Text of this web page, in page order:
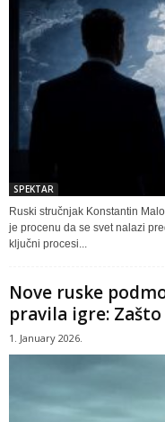
SPEKTAR
Ruski stručnjak Konstantin
je procenu da se svet nalazi
ključni procesi...
Nove ruske
pravila igre: Zašto
1. January 2026.